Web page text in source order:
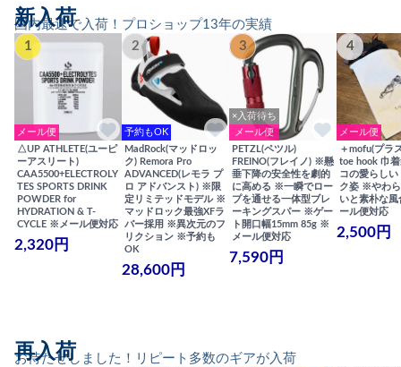
国内最速で入荷！プロショップ13年の実績
新入荷
1
メール便
△UP ATHLETE(ユーピ
ーアスリート)
CAA5500+ELECTROLY
TES SPORTS DRINK
POWDER for
HYDRATION & T-
CYCLE ※メール便対応
2,320円
2
予約もOK
MadRock(マッドロッ
ク) Remora Pro
ADVANCED(レモラ プ
ロ アドバンスト) ※限
定リミテッドモデル ※
マッドロック最強XFラ
バー採用 ※異次元のフ
リクション ※予約も
OK
28,600円
3
×入荷待ち
メール便
PETZL(ペツル)
FREINO(フレイノ) ※懸
垂下降の安全性を劇的
に高める ※一瞬でロー
プを通せる一体型ブレ
ーキングスパー ※ゲー
ト開口幅15mm 85g ※
メール便対応
7,590円
4
メール便
＋mofu(プラ
toe hook 巾
コの愛らしい
ク姿 ※やわ
いと素朴な
ール便対応
2,500円
お待たせしました！リピート多数のギアが入荷
再入荷